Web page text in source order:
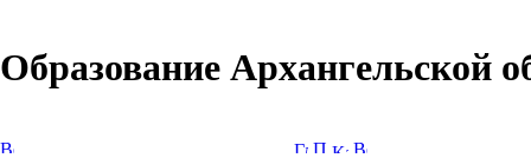
Образование Архангельской